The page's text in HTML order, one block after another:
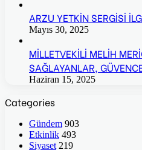
ARZU YETKİN SERGİSİ
Mayıs 30, 2025
MİLLETVEKİLİ MELİH
SAĞLAYANLAR,
Haziran 15, 2025
Categories
Gündem 903
Etkinlik 493
Siyaset 219